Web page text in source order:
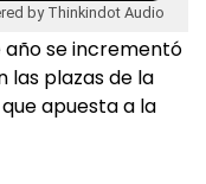
by Thinkindot Audio
año se incrementó
las plazas de la
apuesta a la